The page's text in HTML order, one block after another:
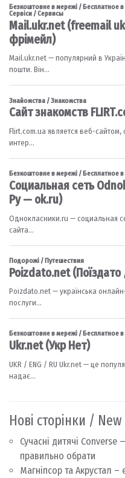
Нові сторінки /
Сучасні дитячі Converse
правильно обрати
Магніпсор та Акрустал